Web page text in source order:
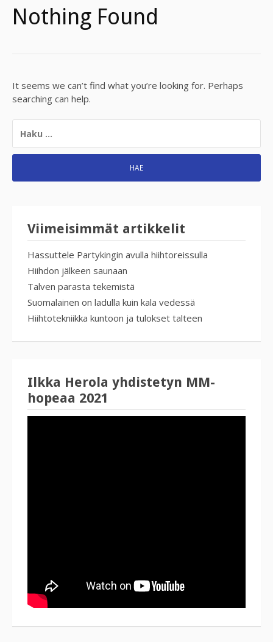
Nothing Found
It seems we can’t find what you’re looking for. Perhaps
searching can help.
Viimeisimmät artikkelit
Hassuttele Partykingin avulla hiihtoreissulla
Hiihdon jälkeen saunaan
Talven parasta tekemistä
Suomalainen on ladulla kuin kala vedessä
Hiihtotekniikka kuntoon ja tulokset talteen
Ilkka Herola yhdistetyn MM-
hopeaa 2021